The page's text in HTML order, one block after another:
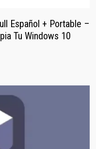
Español + Portable –
Tu Windows 10